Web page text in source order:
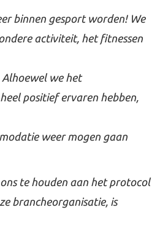
binnen gesport worden! We
activiteit, het fitnessen
we het
positief ervaren hebben,
weer mogen gaan
te houden aan het protocol
brancheorganisatie, is